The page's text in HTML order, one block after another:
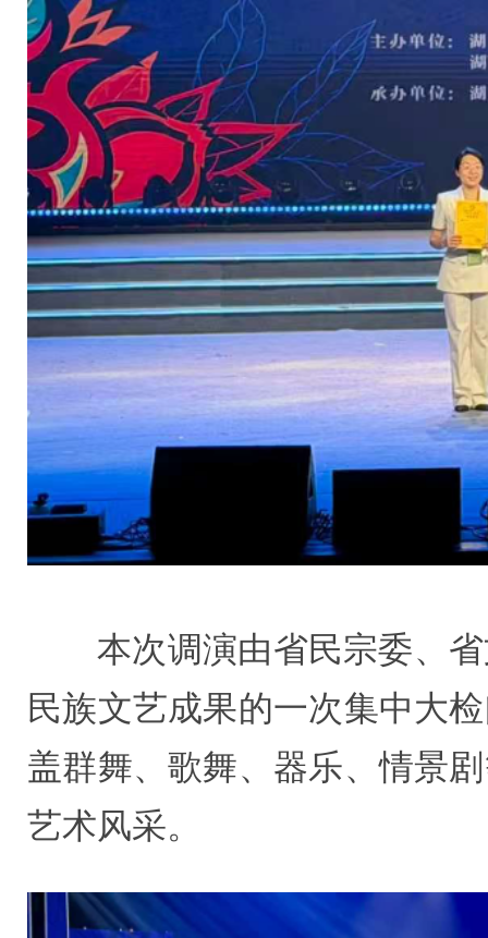
本次调演由省民宗委、
民族文艺成果的一次集中大
盖群舞、歌舞、器乐、情景
艺术风采。